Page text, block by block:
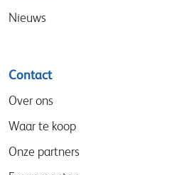
Nieuws
Contact
Over ons
Waar te koop
Onze partners